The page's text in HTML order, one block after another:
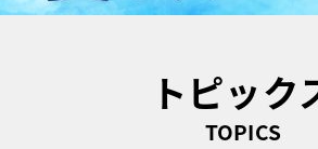
トピック
TOPICS